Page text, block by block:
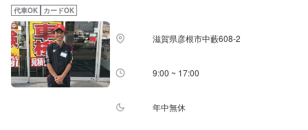
の値引きとなります。≪車検価格≫-軽自動車-ー（ムーヴ・デイズなど）車検
基本料22,000円各種法定料金合計25,940円-----------------------------------------
→[合計]47,940円-小型自動車(〜1,000kg)-ー（ライズ、ブーンなど）車検基本
料22,000円各種法定料金合計35,850円-----------------------------------------→[合
計]57,850円-中型自動車(1,001〜1,500kg)-ー（ウィッシュ、インプレッサな
ど）車検基本料22,000円各種法定料金合計44,050円----------------------------------
-------→[合計]66,050円-大型自動車(1,501〜2,000kg)-ー（レクサスRX、イン
----------------------→[合計]74,250円≪支払い方法について≫車検基本料につい
代車OK カードOK
滋賀県彦根市中藪608-2
9:00 ~ 17:00
年中無休